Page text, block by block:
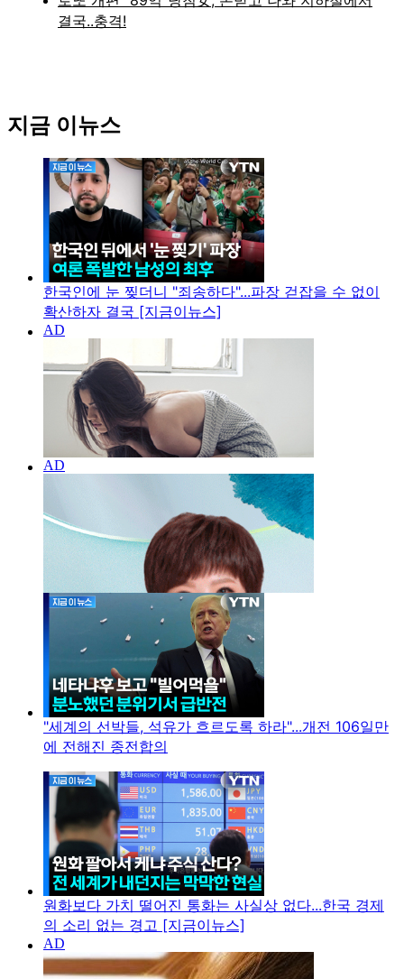
지금 이뉴스
한국인에 눈 찢더니 "죄송하다"...파장 걷잡을 수 없이
확산하자 결국 [지금이뉴스]
"세계의 선박들, 석유가 흐르도록 하라"...개전 106일만
에 전해진 종전합의
원화보다 가치 떨어진 통화는 사실상 없다...한국 경제
의 소리 없는 경고 [지금이뉴스]